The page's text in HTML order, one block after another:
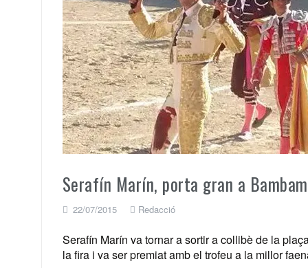
Serafín Marín, porta gran a
22/07/2015 Redacció
Serafín Marín va tornar a sortir a collibè de la
la fira i va ser premiat amb el trofeu a la millor